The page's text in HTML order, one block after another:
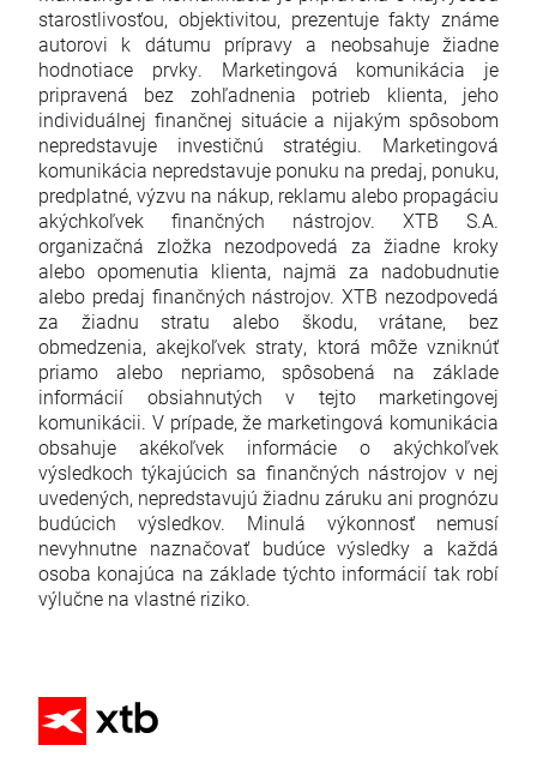
starostlivosťou, objektivitou, prezentuje fakty známe
autorovi k dátumu prípravy a neobsahuje žiadne
hodnotiace prvky. Marketingová komunikácia je
pripravená bez zohľadnenia potrieb klienta, jeho
individuálnej finančnej situácie a nijakým spôsobom
nepredstavuje investičnú stratégiu. Marketingová
komunikácia nepredstavuje ponuku na predaj, ponuku,
predplatné, výzvu na nákup, reklamu alebo propagáciu
akýchkoľvek finančných nástrojov. XTB S.A.
organizačná zložka nezodpovedá za žiadne kroky
alebo opomenutia klienta, najmä za nadobudnutie
alebo predaj finančných nástrojov. XTB nezodpovedá
za žiadnu stratu alebo škodu, vrátane, bez
obmedzenia, akejkoľvek straty, ktorá môže vzniknúť
priamo alebo nepriamo, spôsobená na základe
informácií obsiahnutých v tejto marketingovej
komunikácii. V prípade, že marketingová komunikácia
obsahuje akékoľvek informácie o akýchkoľvek
výsledkoch týkajúcich sa finančných nástrojov v nej
uvedených, nepredstavujú žiadnu záruku ani prognózu
budúcich výsledkov. Minulá výkonnosť nemusí
nevyhnutne naznačovať budúce výsledky a každá
osoba konajúca na základe týchto informácií tak robí
výlučne na vlastné riziko.